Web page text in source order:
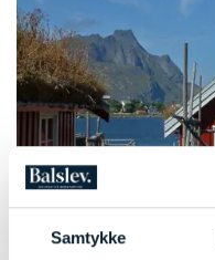
Samtykke